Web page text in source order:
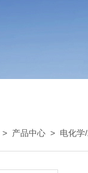
> 产品中心 > 电化学